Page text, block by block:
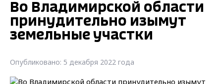
Во Владимирской области
принудительно изымут
земельные участки
Опубликовано: 5 декабря 2022 года